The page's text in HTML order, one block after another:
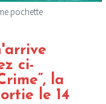
pochette
ci-
la
le 14